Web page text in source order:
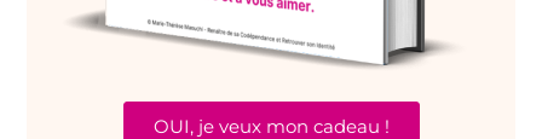
OUI, je veux mon cadeau !